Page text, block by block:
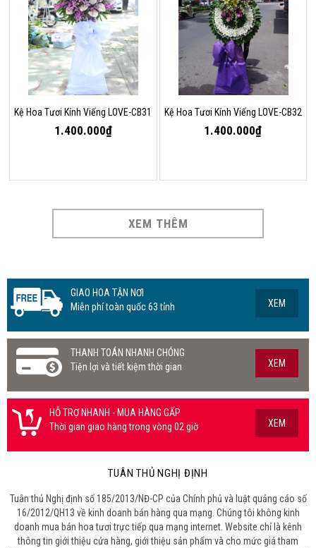
Kệ Hoa Tươi Kính Viếng LOVE-CB31
1.400.000₫
Kệ Hoa Tươi Kính Viếng LOVE-CB32
1.400.000₫
XEM THÊM
GIAO HOA TẬN NƠI
Miễn phí toàn quốc 63 tỉnh
XEM
THANH TOÁN NHANH CHÓNG
Tiện lợi và tiết kiệm thời gian
XEM
HỖ TRỢ NHANH - MUA HÀNG GẤP
Thời gian giao hàng trong vòng 02 giờ
XEM
TUÂN THỦ NGHỊ ĐỊNH
Tuân thủ Nghị định số 185/2013/NĐ-CP của Chính phủ và luật quảng cáo số
16/2012/QH13 về kinh doanh bán hàng qua mạng. Chúng tôi không kinh
doanh mua bán hoa tươi trực tiếp qua mạng internet. Website chỉ là kênh
thông tin giới thiệu cửa hàng, giới thiệu sản phẩm và cho mức giá tham